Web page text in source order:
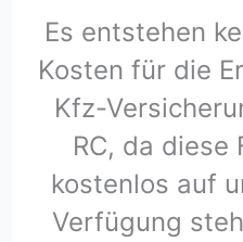
Es entstehen
Kosten für die
Kfz-
RC, da diese
kostenlos auf
Verfügung